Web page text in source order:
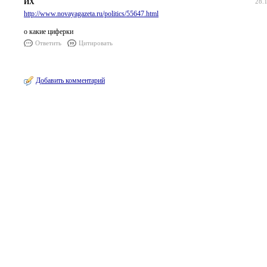
ИХ
http://www.novayagazeta.ru/politics/55647.html
о какие циферки
Ответить Цитировать
Добавить комментарий